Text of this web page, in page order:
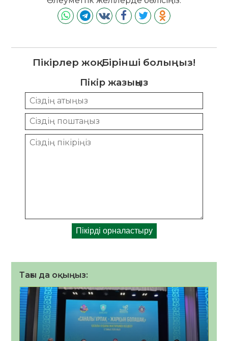
Пікірлер жоқ. Бірінші болыңыз!
Пікір жазыңыз
Тағы да оқыңыз: